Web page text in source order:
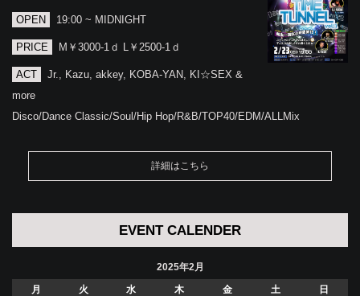
OPEN 19:00 ~ MIDNIGHT
PRICE M￥3000-1ｄ L￥2500-1ｄ
ACT
Jr., Kazu, akkey, KOBA-YAN, KI☆SEX &
more
Disco/Dance Classic/Soul/Hip Hop/R&B/TOP40/EDM/ALLMix
詳細はこちら
EVENT CALENDER
2025年2月
月
火 水 木 金 土
日